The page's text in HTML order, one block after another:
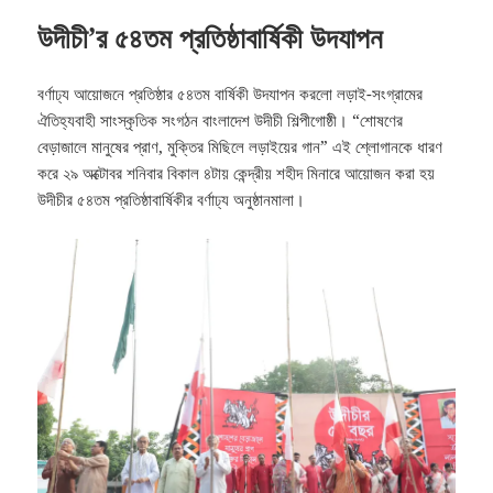
উদীচী’র ৫৪তম প্রতিষ্ঠাবার্ষিকী উদযাপন
বর্ণাঢ্য আয়োজনে প্রতিষ্ঠার ৫৪তম বার্ষিকী উদযাপন করলো লড়াই-সংগ্রামের
ঐতিহ্যবাহী সাংস্কৃতিক সংগঠন বাংলাদেশ উদীচী শিল্পীগোষ্ঠী। “শোষণের
বেড়াজালে মানুষের প্রাণ, মুক্তির মিছিলে লড়াইয়ের গান” এই শ্লোগানকে ধারণ
করে ২৯ অক্টোবর শনিবার বিকাল ৪টায় কেন্দ্রীয় শহীদ মিনারে আয়োজন করা হয়
উদীচীর ৫৪তম প্রতিষ্ঠাবার্ষিকীর বর্ণাঢ্য অনুষ্ঠানমালা।